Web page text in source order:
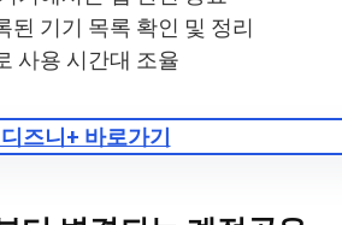
된 기기 목록 확인 및 정리
사용 시간대 조율
즈니+ 바로가기